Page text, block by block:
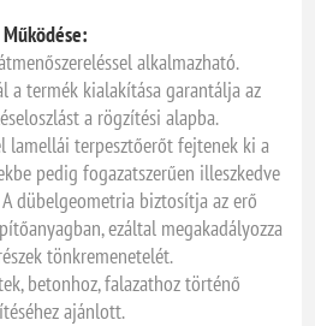
Működése:
alkalmazható.
a termék kialakítása garantálja az
a rögzítési alapba.
lamellái terpesztőerőt fejtenek ki a
pedig fogazatszerűen illeszkedve
dübelgeometria biztosítja az erő
ezáltal megakadályozza
tönkremenetelét.
betonhoz, falazathoz történő
ajánlott.